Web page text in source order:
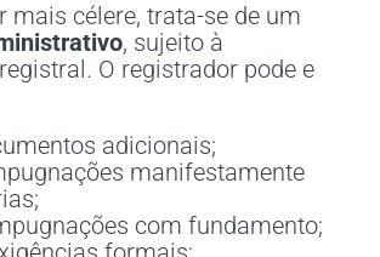
mais célere, trata-se de um
, sujeito à
O registrador pode e
adicionais;
manifestamente
com fundamento;